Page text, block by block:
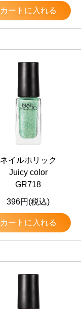
カートに入れる
ネイルホリック
Juicy color
GR718
396円(税込)
カートに入れる